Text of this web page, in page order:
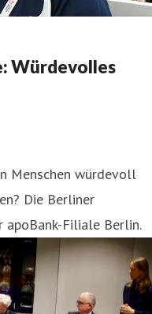
Würdevolles
Menschen würdevoll
Die Berliner
apoBank-Filiale Berlin.